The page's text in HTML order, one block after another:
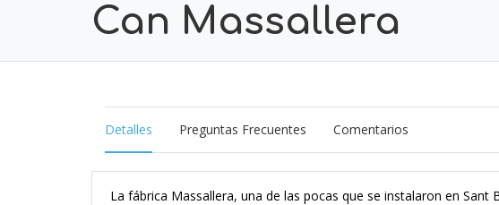
Can Massallera
Detalles Preguntas Frecuentes Comentarios
La fábrica Massallera, una de las pocas que se instalaron en